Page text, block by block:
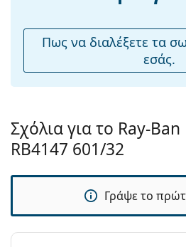
Εξερευνήστε την πλήρη γκάμα
βρείτε περισσότερα μοντέλα
Αξεσουάρ
θήκη:
Άλλα
Τύπος:
Ανδρικά
Ray-Ban
Χρήση:
Μόδα
Πως να διαλέξετε τα
εσάς.
Σχόλια για το Ray-
RB4147 601/32
Γράψε το